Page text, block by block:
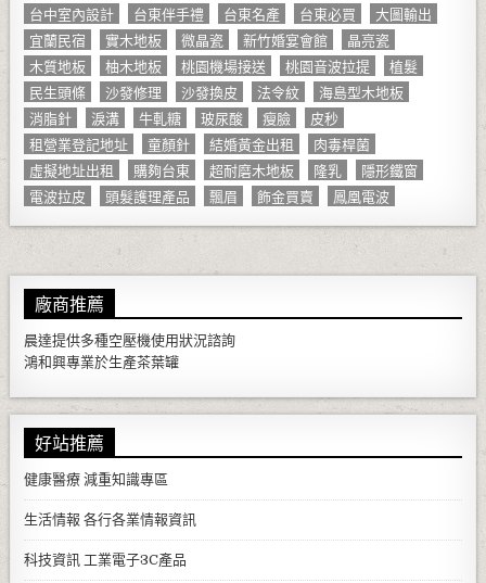
台中室內設計
台東伴手禮 台東名產 台東必買
大圖輸出
宜蘭民宿
實木地板 微晶瓷 新竹婚宴會館
晶亮瓷
木質地板
柚木地板 桃園機場接送 桃園音波拉提
植髮
民生頭條
沙發修理 沙發換皮 法令紋
海島型木地板
消脂針
淚溝 牛軋糖 玻尿酸 瘦臉
皮秒
租營業登記地址
童顏針 結婚黃金出租
肉毒桿菌
虛擬地址出租
購夠台東 超耐磨木地板 隆乳
隱形鐵窗
電波拉皮
頭髮護理產品 飄眉 飾金買賣 鳳凰電波
廠商推薦
晨達提供多種空壓機使用狀況諮詢
鴻和興專業於生產茶葉罐
好站推薦
健康醫療 減重知識專區
生活情報 各行各業情報資訊
科技資訊 工業電子3C產品